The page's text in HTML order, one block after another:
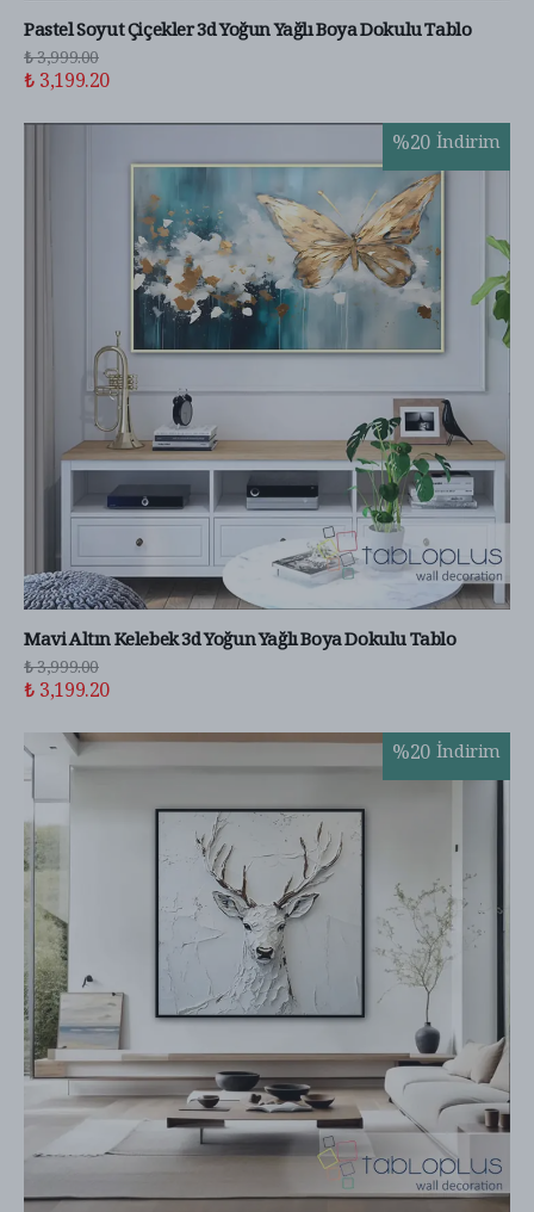
Pastel Soyut Çiçekler 3d Yoğun Yağlı Boya Dokulu Tablo
₺ 3,999.00
₺ 3,199.20
%20 İndirim
Mavi Altın Kelebek 3d Yoğun Yağlı Boya Dokulu Tablo
₺ 3,999.00
₺ 3,199.20
%20 İndirim